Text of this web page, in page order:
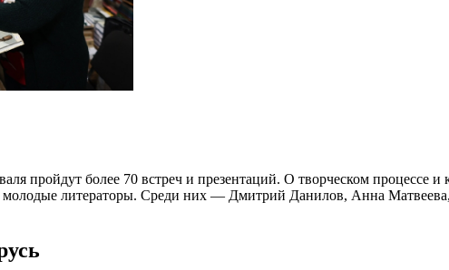
пройдут более 70 встреч и презентаций. О творческом процессе
молодые литераторы. Среди них — Дмитрий Данилов, Анна